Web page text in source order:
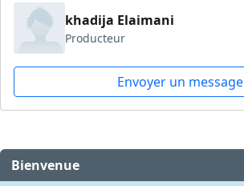
khadija Elaimani
Producteur
Envoyer un message
Bienvenue